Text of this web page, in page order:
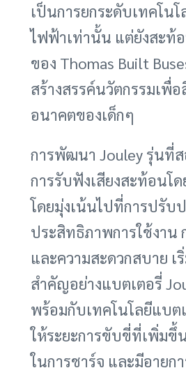
เป็นการยกระดับเทคโนโ
ไฟฟ้าเท่านั้น แต่ยังสะท้
ของ Thomas Built
สร้างสรรค์นวัตกรรมเพื่
อนาคตของเด็กๆ
การพัฒนา Jouley รุ่นที่
การรับฟังเสียงสะท้อนโด
โดยมุ่งเน้นไปที่การปรับ
ประสิทธิภาพการใช้งาน
และความสะดวกสบาย เ
สำคัญอย่างแบตเตอรี่
พร้อมกับเทคโนโลยีแบต
ให้ระยะการขับขี่ที่เพิ่มขึ้
ในการชาร์จ และมีอายุก